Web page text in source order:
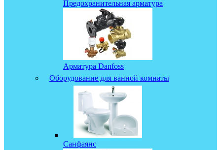
Предохранительная арматура
Арматура Danfoss
Оборудование для ванной комнаты
Санфаянс